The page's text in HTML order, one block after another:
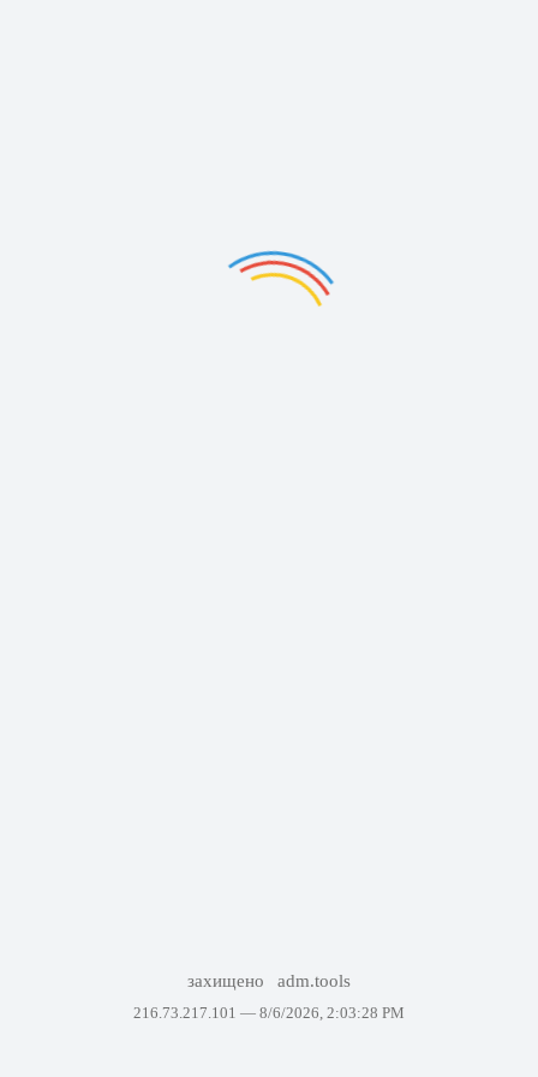
захищено adm.tools
216.73.217.101 — 8/6/2026, 2:03:28 PM